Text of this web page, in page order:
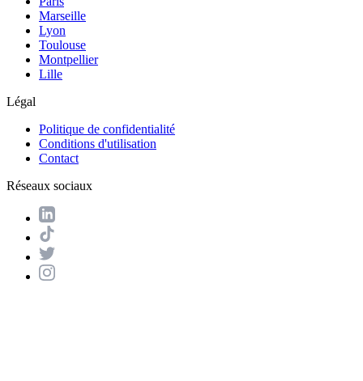
Marseille
Lyon
Toulouse
Montpellier
Lille
Légal
Politique de confidentialité
Conditions d'utilisation
Contact
Réseaux sociaux